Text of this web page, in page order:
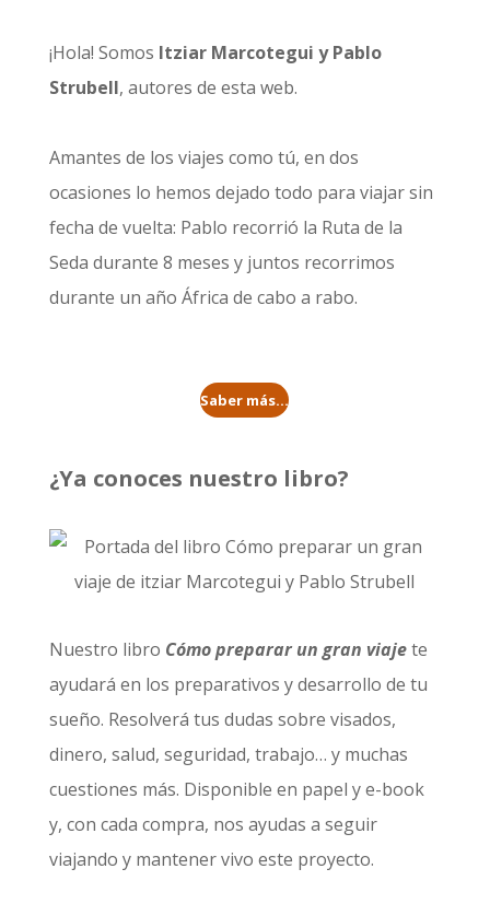
¡Hola! Somos Itziar Marcotegui y Pablo
Strubell, autores de esta web.
Amantes de los viajes como tú, en dos
ocasiones lo hemos dejado todo para viajar sin
fecha de vuelta: Pablo recorrió la Ruta de la
Seda durante 8 meses y juntos recorrimos
durante un año África de cabo a rabo.
Saber más...
¿Ya conoces nuestro libro?
Nuestro libro Cómo preparar un gran viajete
ayudará en los preparativos y desarrollo de tu
sueño. Resolverá tus dudas sobre visados,
dinero, salud, seguridad, trabajo… y muchas
cuestiones más. Disponible en papel y e-book
y, con cada compra, nos ayudas a seguir
viajando y mantener vivo este proyecto.